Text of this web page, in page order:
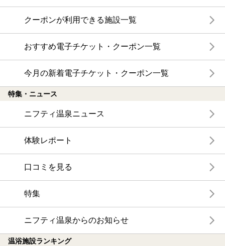
クーポンが利用できる施設一覧
おすすめ電子チケット・クーポン一覧
今月の新着電子チケット・クーポン一覧
特集・ニュース
ニフティ温泉ニュース
体験レポート
口コミを見る
特集
ニフティ温泉からのお知らせ
温浴施設ランキング